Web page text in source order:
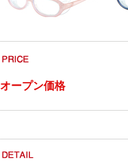
オープン価格